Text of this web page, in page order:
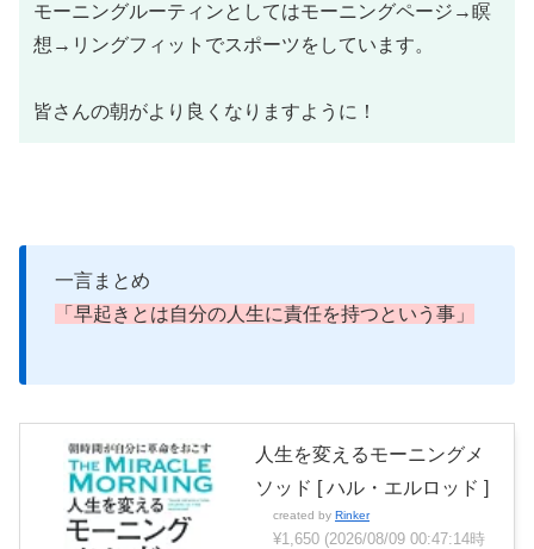
モーニングルーティンとしてはモーニングページ→瞑
想→リングフィットでスポーツをしています。
皆さんの朝がより良くなりますように！
一言まとめ
「早起きとは自分の人生に責任を持つという事」
人生を変えるモーニングメ
ソッド [ ハル・エルロッド ]
created by Rinker
¥1,650 (2026/08/09 00:47:14時